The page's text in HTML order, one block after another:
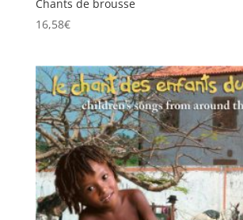
Chants de brousse
16,58€